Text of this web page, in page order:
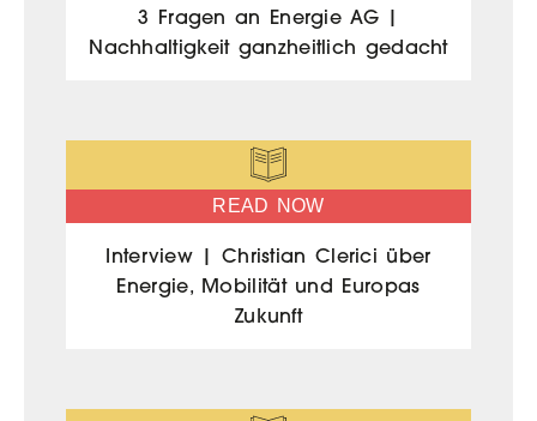
3 Fragen an Energie AG |
Nachhaltigkeit ganzheitlich gedacht
READ NOW
Interview | Christian Clerici über
Energie, Mobilität und Europas
Zukunft